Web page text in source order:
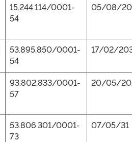
15.244.114/0001-
54
05/08/
53.895.850/0001-
54
17/02/
93.802.833/0001-
57
20/05/
53.806.301/0001-
73
07/05/31